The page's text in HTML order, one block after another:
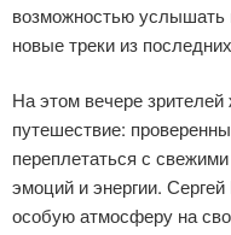
возможностью
новые треки из
На этом вечере
путешествие:
переплетаться с
эмоций и энергии.
особую атмосферу на